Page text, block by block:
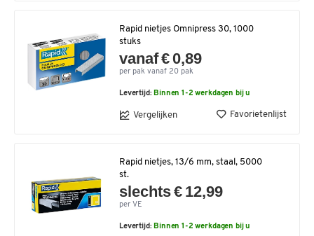
Rapid nietjes Omnipress 30, 1000
stuks
vanaf € 0,89
per pak vanaf 20 pak
Levertijd: Binnen 1-2 werkdagen bij u
Vergelijken Favorietenlijst
Rapid nietjes, 13/6 mm, staal, 5000
st.
slechts € 12,99
per VE
Levertijd: Binnen 1-2 werkdagen bij u